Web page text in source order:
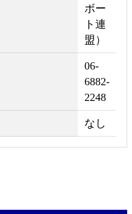
ボー
ト連
盟）
06-
6882-
2248
なし